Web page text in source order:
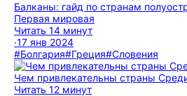
Балканы: гайд по странам
Первая мировая
Читать 14 минут
·17 янв 2024
#Болгария#Греция#Словения
Чем привлекательны страны
Читать 12 минут